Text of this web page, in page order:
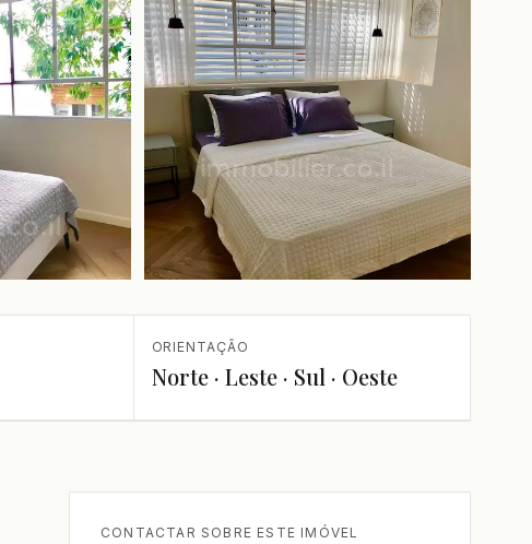
ORIENTAÇÃO
Norte · Leste · Sul · Oeste
CONTACTAR SOBRE ESTE IMÓVEL